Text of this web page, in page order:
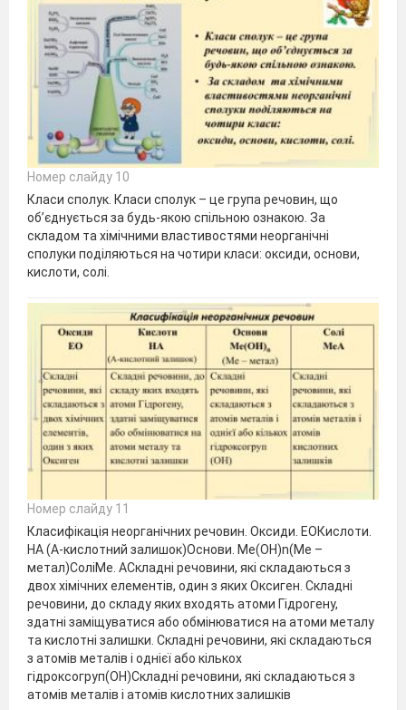
Номер слайду 10
Класи сполук. Класи сполук – це група речовин, що
об’єднується за будь-якою спільною ознакою. За
складом та хімічними властивостями неорганічні
сполуки поділяються на чотири класи: оксиди, основи,
кислоти, солі.
Номер слайду 11
Класифікація неорганічних речовин. Оксиди. ЕОКислоти.
НА (А-кислотний залишок)Основи. Ме(ОН)n(Ме –
метал)СоліМе. АСкладні речовини, які складаються з
двох хімічних елементів, один з яких Оксиген. Складні
речовини, до складу яких входять атоми Гідрогену,
здатні заміщуватися або обмінюватися на атоми металу
та кислотні залишки. Складні речовини, які складаються
з атомів металів і однієї або кількох
гідроксогруп(ОН)Складні речовини, які складаються з
атомів металів і атомів кислотних залишків